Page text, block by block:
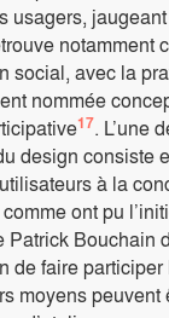
usagers,
notamment
social, avec la
nommée
17. L’une
design consiste
à la
ont pu
Patrick Bouchain
de faire
moyens peuvent